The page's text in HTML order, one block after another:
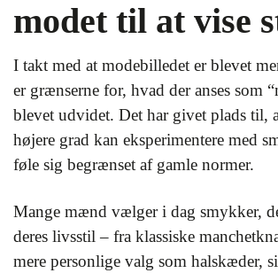
modet til at vise
I takt med at modebilledet er blevet
er grænserne for, hvad der anses som
blevet udvidet. Det har givet plads til,
højere grad kan eksperimentere med
føle sig begrænset af gamle normer.
Mange mænd vælger i dag smykker,
deres livsstil – fra klassiske
mere personlige valg som halskæder,